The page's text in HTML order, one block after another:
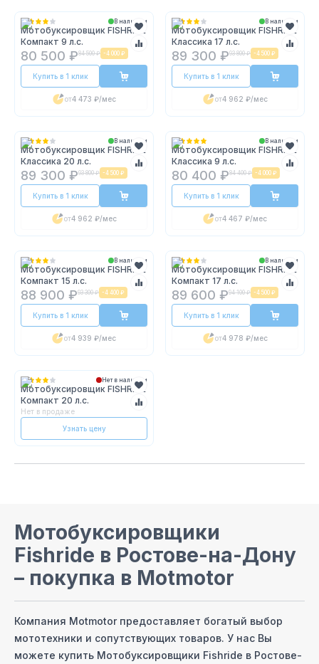
В наличии
Мотобуксировщик FISHRIDE
Компакт 9 л.с.
80 500 ₽84 500 ₽ -4 000 ₽
Купить в 1 клик
от4 473 ₽/мес
В наличии
Мотобуксировщик FISHRIDE
Классика 17 л.с.
89 300 ₽93 800 ₽ -4 500 ₽
Купить в 1 клик
от4 962 ₽/мес
В наличии
Мотобуксировщик FISHRIDE
Классика 20 л.с.
89 300 ₽93 800 ₽ -4 500 ₽
Купить в 1 клик
от4 962 ₽/мес
В наличии
Мотобуксировщик FISHRIDE
Классика 9 л.с.
80 400 ₽84 400 ₽ -4 000 ₽
Купить в 1 клик
от4 467 ₽/мес
В наличии
Мотобуксировщик FISHRIDE
Компакт 15 л.с.
88 900 ₽93 300 ₽ -4 400 ₽
Купить в 1 клик
от4 939 ₽/мес
В наличии
Мотобуксировщик FISHRIDE
Компакт 17 л.с.
89 600 ₽94 100 ₽ -4 500 ₽
Купить в 1 клик
от4 978 ₽/мес
Нет в наличии
Мотобуксировщик FISHRIDE
Компакт 20 л.с.
Нет в продаже
Узнать цену
Мотобуксировщики
Fishride в Ростове-на-Дону
– покупка в Motmotor
Компания Motmotor предоставляет богатый выбор
мототехники и сопутствующих товаров. У нас Вы
можете купить Мотобуксировщики Fishride в Ростове-